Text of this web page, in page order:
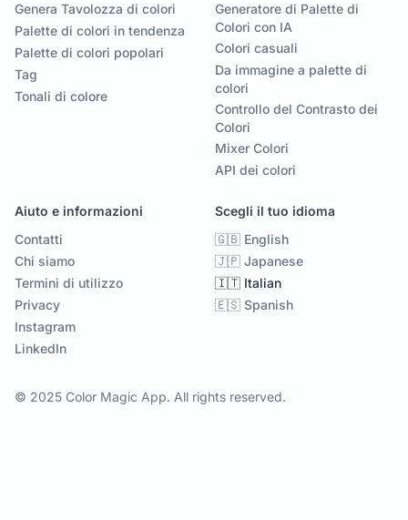
Genera Tavolozza di colori
Palette di colori in tendenza
Palette di colori popolari
Tag
Tonali di colore
Generatore di Palette di
Colori con IA
Colori casuali
Da immagine a palette di
colori
Controllo del Contrasto dei
Colori
Mixer Colori
API dei colori
Aiuto e informazioni
Contatti
Chi siamo
Termini di utilizzo
Privacy
Instagram
LinkedIn
Scegli il tuo idioma
🇬🇧 English
🇯🇵 Japanese
🇮🇹 Italian
🇪🇸 Spanish
© 2025 Color Magic App. All rights reserved.